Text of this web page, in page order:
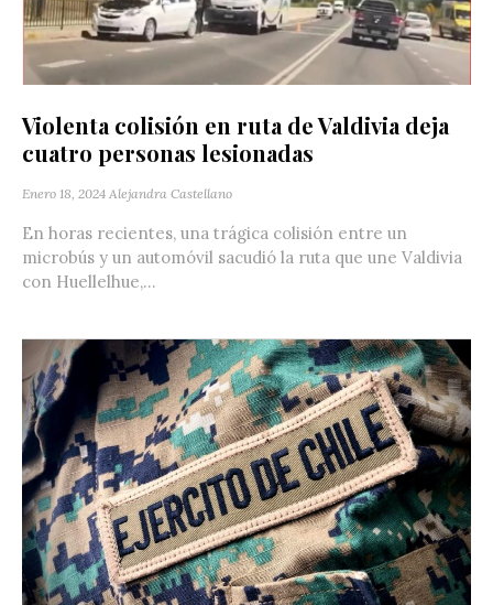
Violenta colisión en ruta de Valdivia deja
cuatro personas lesionadas
Enero 18, 2024 Alejandra Castellano
En horas recientes, una trágica colisión entre un
microbús y un automóvil sacudió la ruta que une Valdivia
con Huellelhue,...